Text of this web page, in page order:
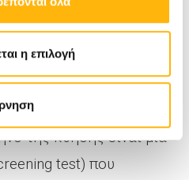
η επιλογή
ιατρών
μπορεί να γίνουν
της κύησης είναι μια
test) που